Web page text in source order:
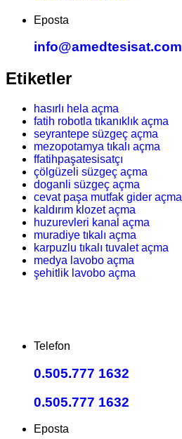
Eposta
info@amedtesisat.com
Etiketler
hasırlı hela açma
fatih robotla tıkanıklık açma
seyrantepe süzgeç açma
mezopotamya tıkalı açma
ffatihpaşatesisatçı
çölgüzeli süzgeç açma
doganli süzgeç açma
cevat paşa mutfak gider açma
kaldırım klozet açma
huzurevleri kanal açma
muradiye tıkalı açma
karpuzlu tıkalı tuvalet açma
medya lavobo açma
şehitlik lavobo açma
Telefon
0.505.777 1632
0.505.777 1632
Eposta